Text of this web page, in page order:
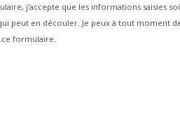
j'accepte que les informations saisies
peut en découler. Je peux à tout moment
formulaire.